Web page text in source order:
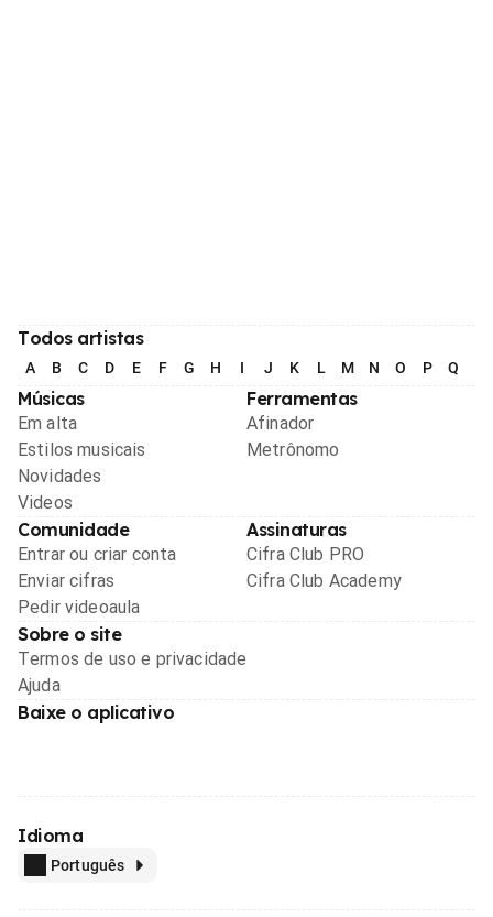
Todos artistas
A B C D E F G H I J K L M N O P Q
Músicas
Em alta
Estilos musicais
Novidades
Videos
Ferramentas
Afinador
Metrônomo
Comunidade
Entrar ou criar conta
Enviar cifras
Pedir videoaula
Assinaturas
Cifra Club PRO
Cifra Club Academy
Sobre o site
Termos de uso e privacidade
Ajuda
Baixe o aplicativo
Idioma
Português